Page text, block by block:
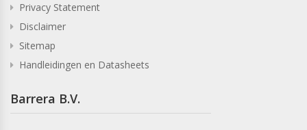
Privacy Statement
Disclaimer
Sitemap
Handleidingen en Datasheets
Barrera B.V.